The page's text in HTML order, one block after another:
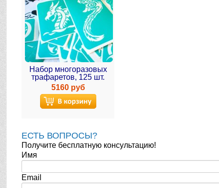
Набор многоразовых
трафаретов, 125 шт.
5160 руб
ЕСТЬ ВОПРОСЫ?
Получите бесплатную консультацию!
Имя
Email